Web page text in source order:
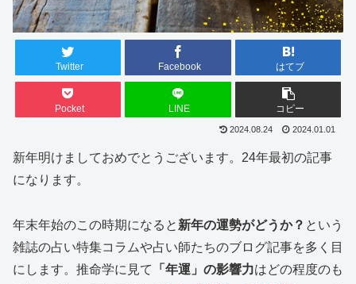
Twitter Facebook はてブ
Pocket LINE コピー
2024.08.24 2024.01.01
新年明けましておめでとうございます。24年最初の記事
になります。
年末年始のこの時期になると 新年の運勢がどうか？ という
雑誌の占い特集コラムや占い師たちのブログ記事を多く目
にします。推命学に見て
「年運」の影響力はどの程度のも